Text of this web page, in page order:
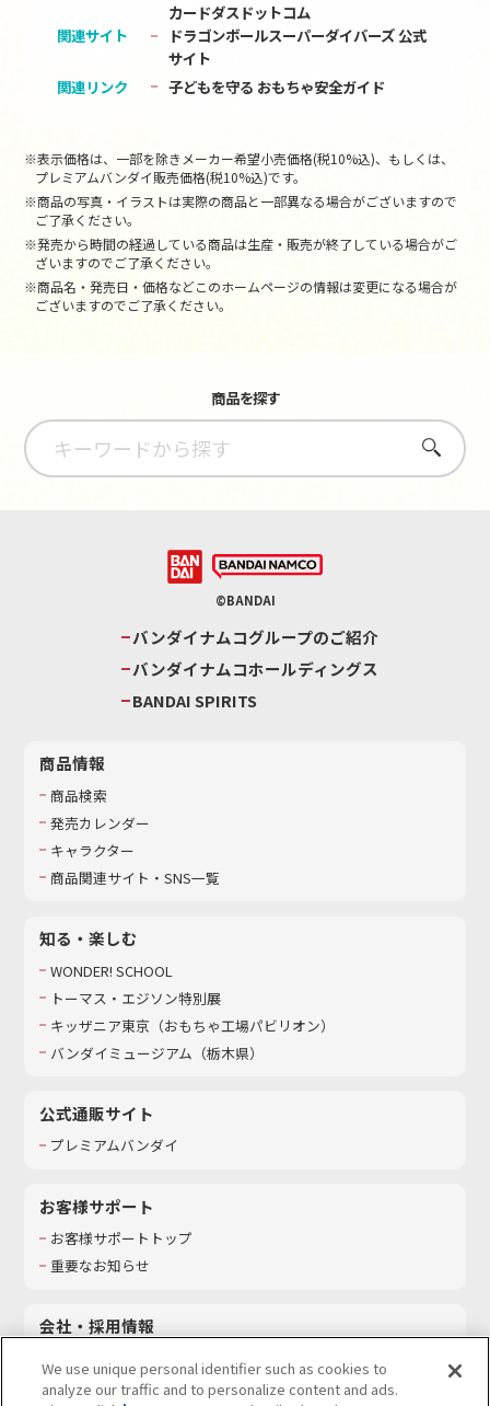
関連サイト
カードダスドットコム
ドラゴンボールスーパーダイバーズ 公式
サイト
関連リンク
子どもを守る おもちゃ安全ガイド
※表示価格は、一部を除きメーカー希望小売価格(税10%込)、もしくは、
プレミアムバンダイ販売価格(税10%込)です。
※商品の写真・イラストは実際の商品と一部異なる場合がございますので
ご了承ください。
※発売から時間の経過している商品は生産・販売が終了している場合がご
ざいますのでご了承ください。
※商品名・発売日・価格などこのホームページの情報は変更になる場合が
ございますのでご了承ください。
商品を探す
さがす
©BANDAI
バンダイナムコグループのご紹介
バンダイナムコホールディングス
BANDAI SPIRITS
商品情報
商品検索
発売カレンダー
キャラクター
商品関連サイト・SNS一覧
知る・楽しむ
WONDER! SCHOOL
トーマス・エジソン特別展
キッザニア東京（おもちゃ工場パビリオン）​
バンダイミュージアム（栃木県）
公式通販サイト
プレミアムバンダイ
お客様サポート
お客様サポートトップ
重要なお知らせ
会社・採用情報
採用情報
We use unique personal identifier such as cookies to
analyze our traffic and to personalize content and ads.